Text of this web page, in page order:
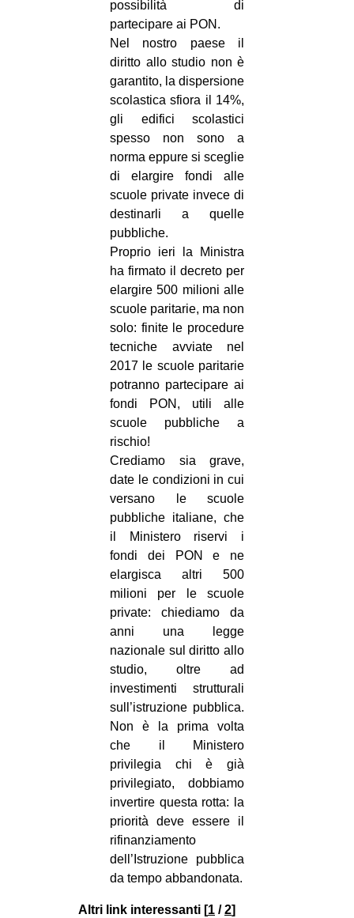
possibilità di
partecipare ai PON.
Nel nostro paese il
diritto allo studio non è
garantito, la dispersione
scolastica sfiora il 14%,
gli edifici scolastici
spesso non sono a
norma eppure si sceglie
di elargire fondi alle
scuole private invece di
destinarli a quelle
pubbliche.
Proprio ieri la Ministra
ha firmato il decreto per
elargire 500 milioni alle
scuole paritarie, ma non
solo: finite le procedure
tecniche avviate nel
2017 le scuole paritarie
potranno partecipare ai
fondi PON, utili alle
scuole pubbliche a
rischio!
Crediamo sia grave,
date le condizioni in cui
versano le scuole
pubbliche italiane, che
il Ministero riservi i
fondi dei PON e ne
elargisca altri 500
milioni per le scuole
private: chiediamo da
anni una legge
nazionale sul diritto allo
studio, oltre ad
investimenti strutturali
sull’istruzione pubblica.
Non è la prima volta
che il Ministero
privilegia chi è già
privilegiato, dobbiamo
invertire questa rotta: la
priorità deve essere il
rifinanziamento
dell’Istruzione pubblica
da tempo abbandonata.
Altri link interessanti [1 /2]